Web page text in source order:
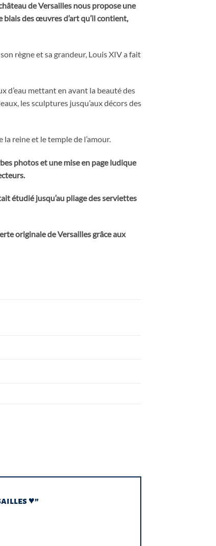
de Versailles nous propose une
biais des œuvres d’art qu’il contient,
règne et sa grandeur, Louis XIV a fait
d’eau mettant en avant la beauté des
les sculptures jusqu’aux décors des
reine et le temple de l’amour.
photos et une mise en page ludique
étudié jusqu’au pliage des serviettes
originale de Versailles grâce aux
♥”